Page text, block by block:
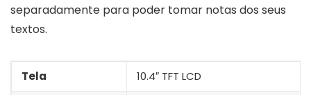
separadamente para poder tomar notas dos seus
textos.
Tela 10.4″ TFT LCD